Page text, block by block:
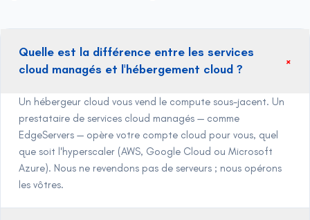
Quelle est la différence entre les services
cloud managés et l'hébergement cloud ?
+
Un hébergeur cloud vous vend le compute sous-jacent. Un
prestataire de services cloud managés — comme
EdgeServers — opère votre compte cloud pour vous, quel
que soit l'hyperscaler (AWS, Google Cloud ou Microsoft
Azure). Nous ne revendons pas de serveurs ; nous opérons
les vôtres.